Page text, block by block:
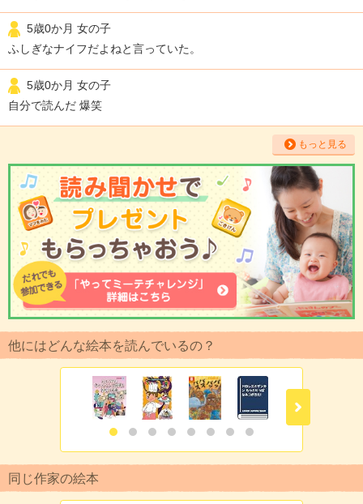
5歳0か月 女の子
ふしぎなナイフだよねと言っていた。
5歳0か月 女の子
自分で読んだ 爆笑
もっと見る
他にはどんな絵本を読んでいるの？
同じ作家の絵本